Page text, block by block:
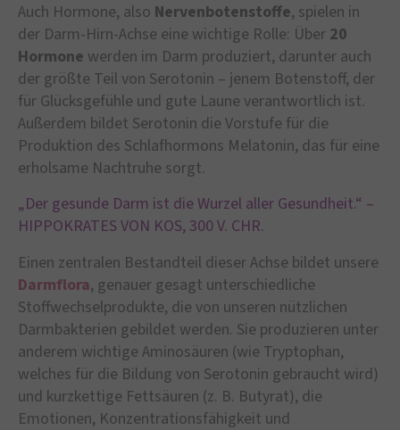
Auch Hormone, also Nervenbotenstoffe, spielen in
der Darm-Hirn-Achse eine wichtige Rolle: Über 20
Hormone werden im Darm produziert, darunter auch
der größte Teil von Serotonin – jenem Botenstoff, der
für Glücksgefühle und gute Laune verantwortlich ist.
Außerdem bildet Serotonin die Vorstufe für die
Produktion des Schlafhormons Melatonin, das für eine
erholsame Nachtruhe sorgt.
„Der gesunde Darm ist die Wurzel aller Gesundheit.“ –
HIPPOKRATES VON KOS, 300 V. CHR.
Einen zentralen Bestandteil dieser Achse bildet unsere
Darmflora, genauer gesagt unterschiedliche
Stoffwechselprodukte, die von unseren nützlichen
Darmbakterien gebildet werden. Sie produzieren unter
anderem wichtige Aminosäuren (wie Tryptophan,
welches für die Bildung von Serotonin gebraucht wird)
und kurzkettige Fettsäuren (z. B. Butyrat), die
Emotionen, Konzentrationsfähigkeit und